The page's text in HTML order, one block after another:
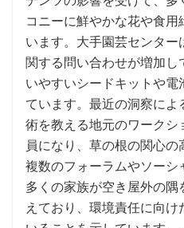
コニーに鮮やかな花や食
います。大手園芸センター
関する問い合わせが増加
いやすいシードキットや電
ています。最近の洞察に
術を教える地元のワークシ
員になり、草の根の関心の
複数のフォーラムやソーシ
多くの家族が空き屋外の
えており、環境責任に向